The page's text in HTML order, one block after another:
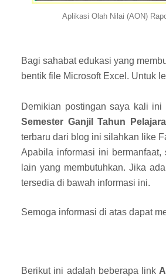
Aplikasi Olah Nilai (AON)
Bagi sahabat edukasi yang
bentik file Microsoft Excel. Untuk
Demikian postingan saya kali ini
Semester Ganjil Tahun
terbaru dari blog ini silahkan like
Apabila informasi ini
lain yang membutuhkan. Jika
tersedia di bawah informasi ini.
Semoga informasi di atas dapat
Berikut ini adalah beberapa link